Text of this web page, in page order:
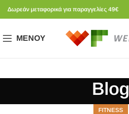
Δωρεάν μεταφορικά για παραγγελίες 49€
ΜΕΝΟΎ
Blog
FITNESS